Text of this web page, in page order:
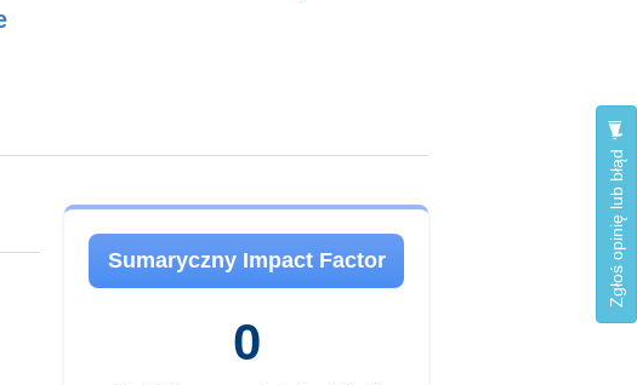
Zgłoś opinię lub błąd
Sumaryczny Impact Factor
0